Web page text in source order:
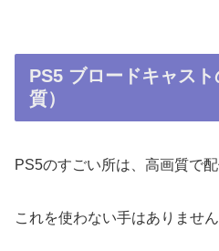
PS5 ブロードキャス
質）
PS5のすごい所は、高画質で
これを使わない手はありません